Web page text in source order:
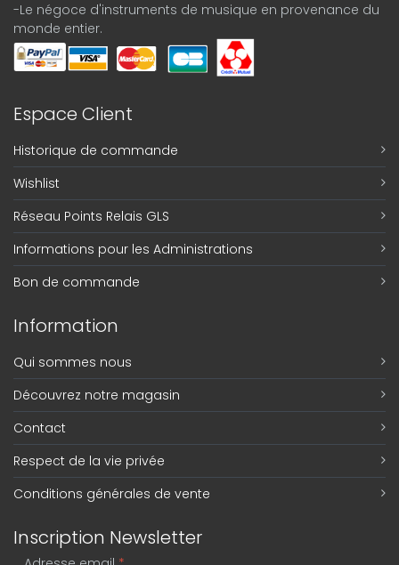
-Le négoce d'instruments de musique en provenance du
monde entier.
Espace Client
Historique de commande
Wishlist
Réseau Points Relais GLS
Informations pour les Administrations
Bon de commande
Information
Qui sommes nous
Découvrez notre magasin
Contact
Respect de la vie privée
Conditions générales de vente
Inscription Newsletter